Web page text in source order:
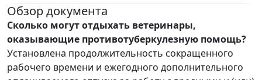
Обзор документа
Сколько могут отдыхать ветеринары,
оказывающие противотуберкулезную помощь?
Установлена продолжительность сокращенного
рабочего времени и ежегодного дополнительного